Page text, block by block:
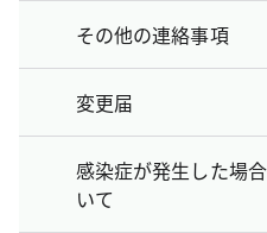
その他の連絡事項
変更届
感染症が発生した場
いて